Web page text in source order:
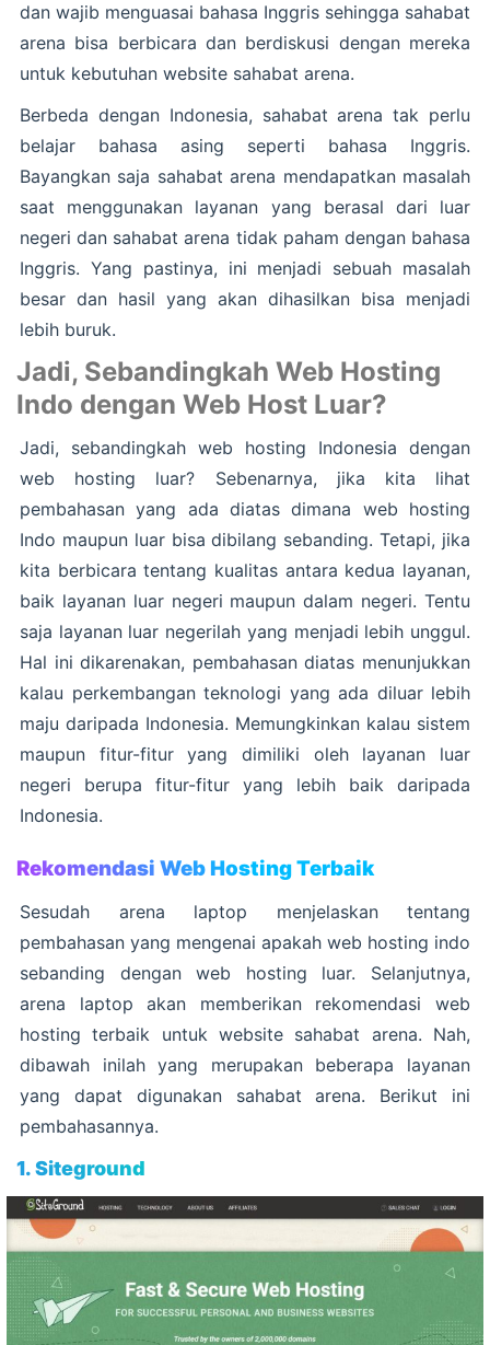
dan wajib menguasai bahasa Inggris sehingga sahabat
arena bisa berbicara dan berdiskusi dengan mereka
untuk kebutuhan website sahabat arena.
Berbeda dengan Indonesia, sahabat arena tak perlu
belajar bahasa asing seperti bahasa Inggris.
Bayangkan saja sahabat arena mendapatkan masalah
saat menggunakan layanan yang berasal dari luar
negeri dan sahabat arena tidak paham dengan bahasa
Inggris. Yang pastinya, ini menjadi sebuah masalah
besar dan hasil yang akan dihasilkan bisa menjadi
lebih buruk.
Jadi, Sebandingkah Web Hosting
Indo dengan Web Host Luar?
Jadi, sebandingkah web hosting Indonesia dengan
web hosting luar? Sebenarnya, jika kita lihat
pembahasan yang ada diatas dimana web hosting
Indo maupun luar bisa dibilang sebanding. Tetapi, jika
kita berbicara tentang kualitas antara kedua layanan,
baik layanan luar negeri maupun dalam negeri. Tentu
saja layanan luar negerilah yang menjadi lebih unggul.
Hal ini dikarenakan, pembahasan diatas menunjukkan
kalau perkembangan teknologi yang ada diluar lebih
maju daripada Indonesia. Memungkinkan kalau sistem
maupun fitur-fitur yang dimiliki oleh layanan luar
negeri berupa fitur-fitur yang lebih baik daripada
Indonesia.
Rekomendasi Web Hosting Terbaik
Sesudah arena laptop menjelaskan tentang
pembahasan yang mengenai apakah web hosting indo
sebanding dengan web hosting luar. Selanjutnya,
arena laptop akan memberikan rekomendasi web
hosting terbaik untuk website sahabat arena. Nah,
dibawah inilah yang merupakan beberapa layanan
yang dapat digunakan sahabat arena. Berikut ini
pembahasannya.
1. Siteground